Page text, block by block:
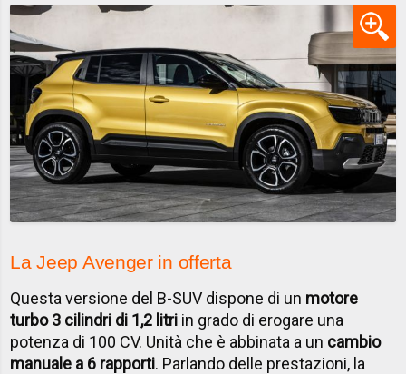
La Jeep Avenger in offerta
Questa versione del B-SUV dispone di un motore
turbo 3 cilindri di 1,2 litri in grado di erogare una
potenza di 100 CV. Unità che è abbinata a un cambio
manuale a 6 rapporti. Parlando delle prestazioni, la